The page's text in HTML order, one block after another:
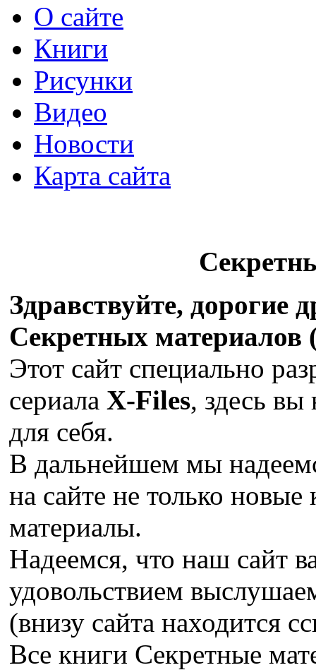
О сайте
Книги
Рисунки
Видео
Новости
Карта сайта
Здравствуйте, дорогие
Секретных материалов
Этот сайт специально
сериала X-Files, здесь вы
для себя.
В дальнейшем мы
на сайте не только
материалы.
Надеемся, что наш сайт
удовольствием
(внизу сайта находится
Все книги Секретные